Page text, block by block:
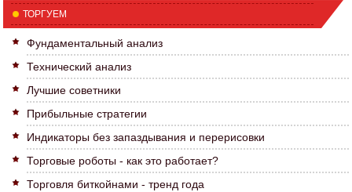
ТОРГУЕМ
Фундаментальный анализ
Технический анализ
Лучшие советники
Прибыльные стратегии
Индикаторы без запаздывания и перерисовки
Торговые роботы - как это работает?
Торговля биткойнами - тренд года